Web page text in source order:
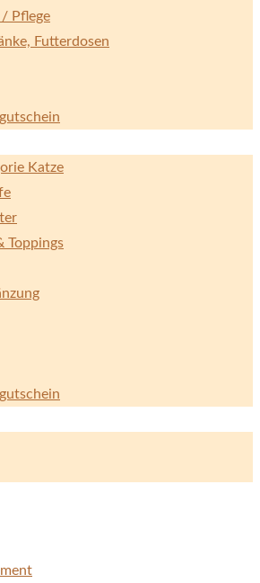
Pflege
Futterdosen
Katze
Toppings